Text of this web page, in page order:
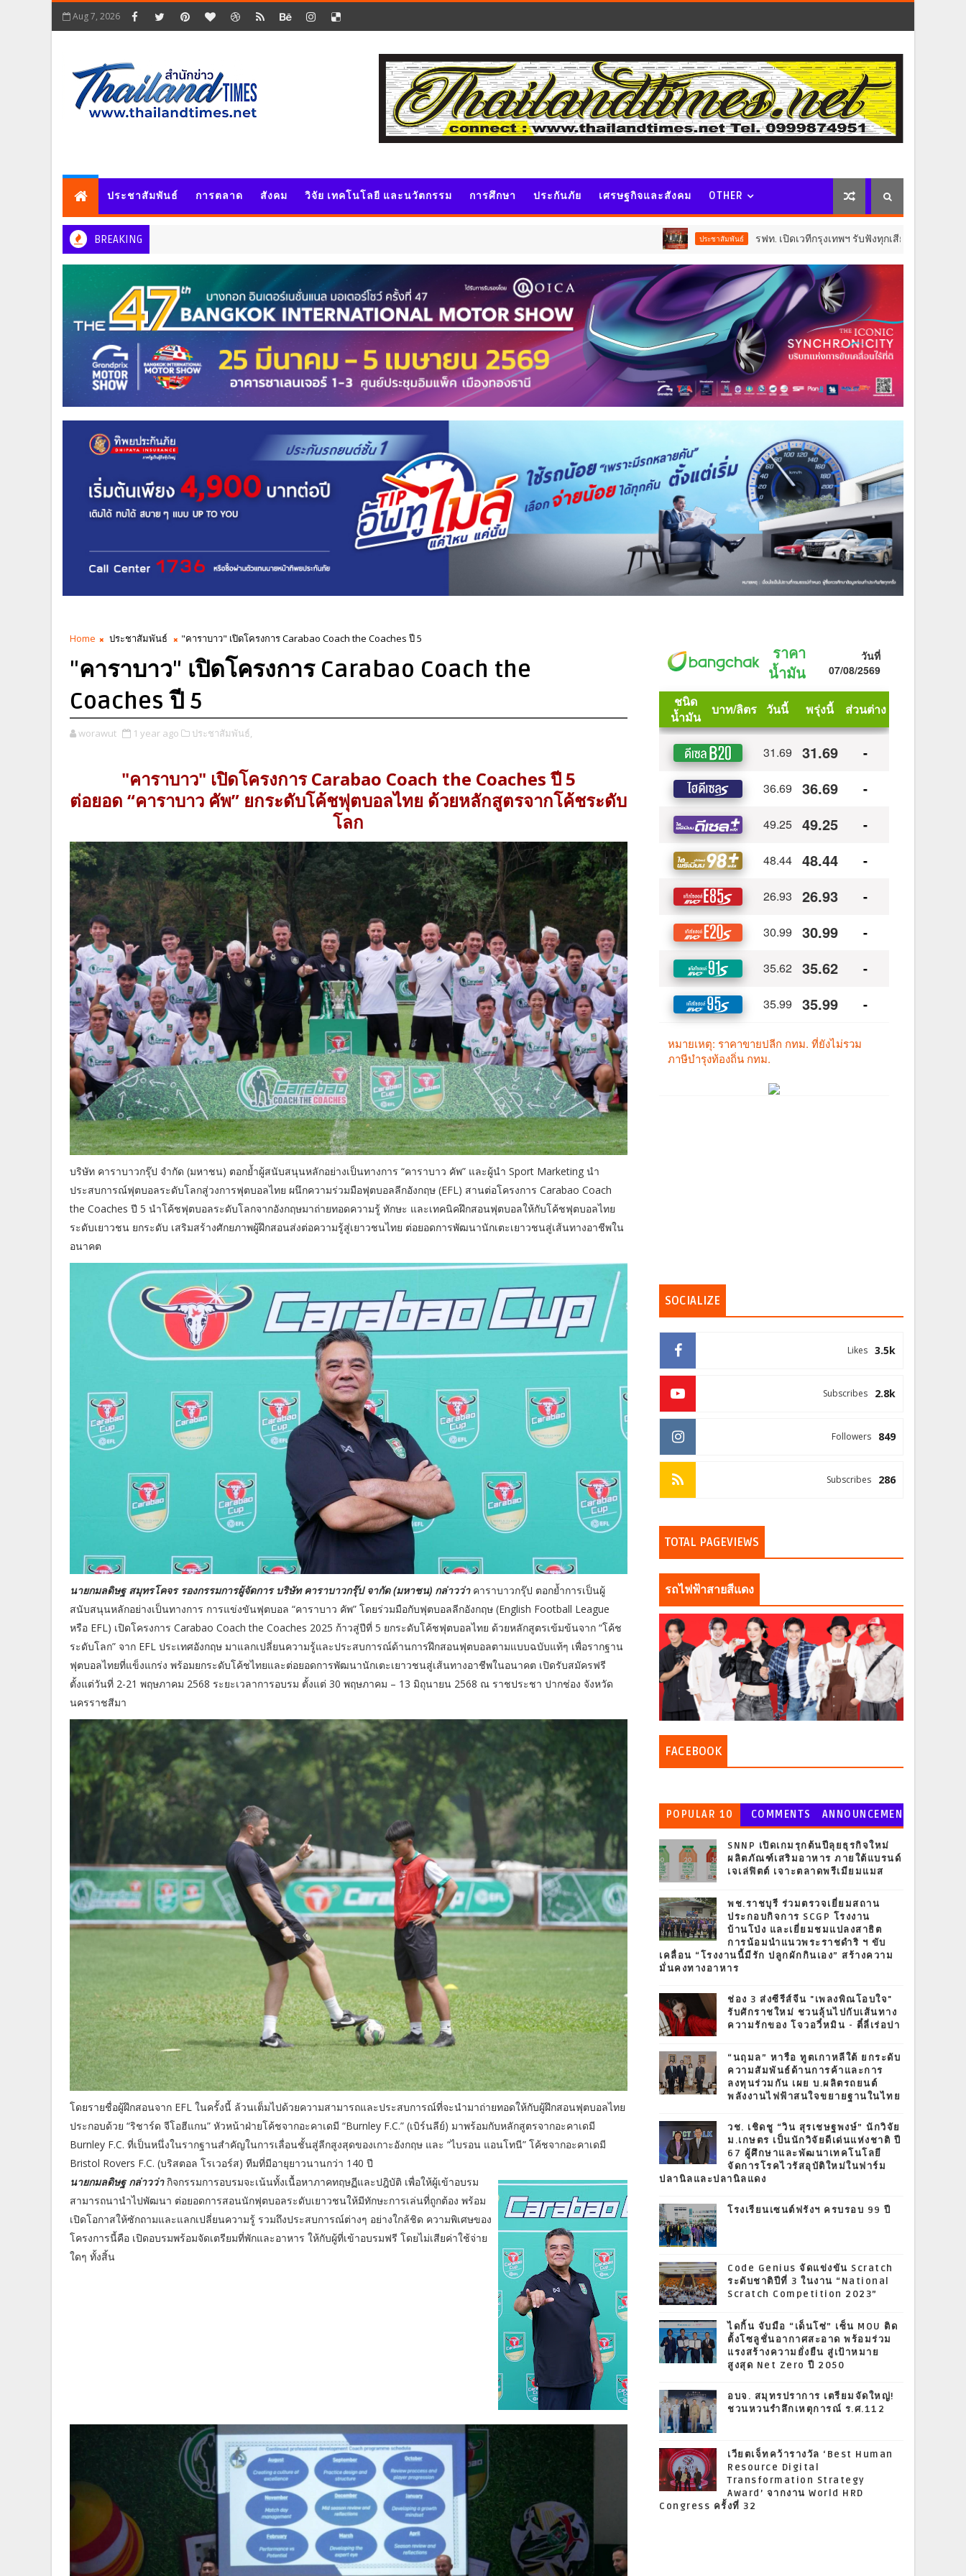
Aug 7, 2026
ประชาสัมพันธ์ การตลาด สังคม วิจัย เทคโนโลยี และนวัตกรรม การศึกษา ประกันภัย เศรษฐกิจและสังคม OTHER
BREAKING ประชาสัมพันธ์ รฟท. เปิดเวทีกรุงเทพฯ รับฟังทุกเสียงต่อโครงการรถไฟฟ้าวงเ
Home ประชาสัมพันธ์ "คาราบาว" เปิดโครงการ Carabao Coach the Coaches ปี 5
"คาราบาว" เปิดโครงการ Carabao Coach the
Coaches ปี 5
worawut 1 year ago ประชาสัมพันธ์,
"คาราบาว" เปิดโครงการ Carabao Coach the Coaches ปี 5
ต่อยอด “คาราบาว คัพ” ยกระดับโค้ชฟุตบอลไทย ด้วยหลักสูตรจากโค้ชระดับ
โลก
บริษัท คาราบาวกรุ๊ป จำกัด (มหาชน) ตอกย้ำผู้สนับสนุนหลักอย่างเป็นทางการ “คาราบาว คัพ” และผู้นำ Sport Marketing นำ
ประสบการณ์ฟุตบอลระดับโลกสู่วงการฟุตบอลไทย ผนึกความร่วมมือฟุตบอลลีกอังกฤษ (EFL) สานต่อโครงการ Carabao Coach
the Coaches ปี 5 นำโค้ชฟุตบอลระดับโลกจากอังกฤษมาถ่ายทอดความรู้ ทักษะ และเทคนิคฝึกสอนฟุตบอลให้กับโค้ชฟุตบอลไทย
ระดับเยาวชน ยกระดับ เสริมสร้างศักยภาพผู้ฝึกสอนส่งต่อความรู้สู่เยาวชนไทย ต่อยอดการพัฒนานักเตะเยาวชนสู่เส้นทางอาชีพใน
อนาคต
นายกมลดิษฐ สมุทรโคจร รองกรรมการผู้จัดการ บริษัท คาราบาวกรุ๊ป จากัด (มหาชน) กล่าวว่า คาราบาวกรุ๊ป ตอกย้ำการเป็นผู้
สนับสนุนหลักอย่างเป็นทางการ การแข่งขันฟุตบอล “คาราบาว คัพ” โดยร่วมมือกับฟุตบอลลีกอังกฤษ (English Football League
หรือ EFL) เปิดโครงการ Carabao Coach the Coaches 2025 ก้าวสู่ปีที่ 5 ยกระดับโค้ชฟุตบอลไทย ด้วยหลักสูตรเข้มข้นจาก “โค้ช
ระดับโลก” จาก EFL ประเทศอังกฤษ มาแลกเปลี่ยนความรู้และประสบการณ์ด้านการฝึกสอนฟุตบอลตามแบบฉบับแท้ๆ เพื่อรากฐาน
ฟุตบอลไทยที่แข็งแกร่ง พร้อมยกระดับโค้ชไทยและต่อยอดการพัฒนานักเตะเยาวชนสู่เส้นทางอาชีพในอนาคต เปิดรับสมัครฟรี
ตั้งแต่วันที่ 2-21 พฤษภาคม 2568 ระยะเวลาการอบรม ตั้งแต่ 30 พฤษภาคม – 13 มิถุนายน 2568 ณ ราชประชา ปากช่อง จังหวัด
นครราชสีมา
โดยรายชื่อผู้ฝึกสอนจาก EFL ในครั้งนี้ ล้วนเต็มไปด้วยความสามารถและประสบการณ์ที่จะนำมาถ่ายทอดให้กับผู้ฝึกสอนฟุตบอลไทย
ประกอบด้วย “ริชาร์ด จีโอฮีแกน” หัวหน้าฝ่ายโค้ชจากอะคาเดมี “Burnley F.C.” (เบิร์นลีย์) มาพร้อมกับหลักสูตรจากอะคาเดมี
Burnley F.C. ที่เป็นหนึ่งในรากฐานสำคัญในการเลื่อนชั้นสู่ลีกสูงสุดของเกาะอังกฤษ และ “ไบรอน แอนโทนี” โค้ชจากอะคาเดมี
Bristol Rovers F.C. (บริสตอล โรเวอร์ส) ทีมที่มีอายุยาวนานกว่า 140 ปี
นายกมลดิษฐ กล่าวว่ากิจกรรมการอบรมจะเน้นทั้งเนื้อหาภาคทฤษฏีและปฎิบัติ เพื่อให้ผู้เข้าอบรม
สามารถนานำไปพัฒนา ต่อยอดการสอนนักฟุตบอลระดับเยาวชนให้มีทักษะการเล่นที่ถูกต้อง พร้อม
เปิดโอกาสให้ซักถามและแลกเปลี่ยนความรู้ รวมถึงประสบการณ์ต่างๆ อย่างใกล้ชิด ความพิเศษของ
โครงการนี้คือ เปิดอบรมพร้อมจัดเตรียมที่พักและอาหาร ให้กับผู้ที่เข้าอบรมฟรี โดยไม่เสียค่าใช้จ่าย
ใดๆ ทั้งสิ้น
SOCIALIZE
3.5k
Likes
2.8k
Subscribes
849
Followers
286
Subscribes
TOTAL PAGEVIEWS
รถไฟฟ้าสายสีแดง
FACEBOOK
POPULAR 10 COMMENTS
ANNOUNCEMEN
T
SNNP เปิดเกมรุกต้นปีลุยธุรกิจใหม่
ผลิตภัณฑ์เสริมอาหาร ภายใต้แบรนด์
เจเล่ฟิตต์ เจาะตลาดพรีเมียมแมส
พช.ราชบุรี ร่วมตรวจเยี่ยมสถาน
ประกอบกิจการ SCGP โรงงาน
บ้านโป่ง และเยี่ยมชมแปลงสาธิต
การน้อมนำแนวพระราชดำริ ฯ ขับ
เคลื่อน “โรงงานนี้มีรัก ปลูกผักกินเอง” สร้างความ
มั่นคงทางอาหาร
ช่อง 3 ส่งซีรีส์จีน "เพลงพิณโอบใจ"
รับศักราชใหม่ ชวนลุ้นไปกับเส้นทาง
ความรักของ โจวอวี๋หมิน - ตี๋ลี่เร่อปา
“นฤมล” หารือ ทูตเกาหลีใต้ ยกระดับ
ความสัมพันธ์ด้านการค้าและการ
ลงทุนร่วมกัน เผย บ.ผลิตรถยนต์
พลังงานไฟฟ้าสนใจขยายฐานในไทย
วช. เชิดชู “วิน สุรเชษฐพงษ์” นักวิจัย
ม.เกษตร เป็นนักวิจัยดีเด่นแห่งชาติ ปี
67 ผู้ศึกษาและพัฒนาเทคโนโลยี
จัดการโรคไวรัสอุบัติใหม่ในฟาร์ม
ปลานิลและปลานิลแดง
โรงเรียนเซนต์ฟรังฯ ครบรอบ 99 ปี
Code Genius จัดแข่งขัน Scratch
ระดับชาติปีที่ 3 ในงาน “National
Scratch Competition 2023”
ไดกิ้น จับมือ “เด็นโซ่” เซ็น MOU ติด
ตั้งโซลูชั่นอากาศสะอาด พร้อมร่วม
แรงสร้างความยั่งยืน สู่เป้าหมาย
สูงสุด Net Zero ปี 2050
อบจ. สมุทรปราการ เตรียมจัดใหญ่!
ชวนหวนรำลึกเหตุการณ์ ร.ศ.112
เวียตเจ็ทคว้ารางวัล ‘Best Human
Resource Digital
Transformation Strategy
Award’ จากงาน World HRD
Congress ครั้งที่ 32